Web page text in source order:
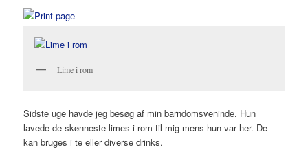
Lime i rom
Sidste uge havde jeg besøg af min barndomsveninde. Hun
lavede de skønneste limes i rom til mig mens hun var her. De
kan bruges i te eller diverse drinks.